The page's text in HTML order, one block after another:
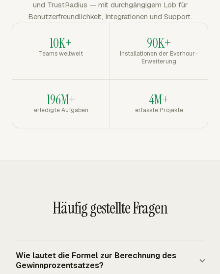
und TrustRadius — mit durchgängigem Lob für
Benutzerfreundlichkeit, Integrationen und Support.
10K+
Teams weltweit
90K+
Installationen der Everhour-
Erweiterung
196M+
erledigte Aufgaben
4M+
erfasste Projekte
Häufig gestellte Fragen
Wie lautet die Formel zur Berechnung des
Gewinnprozentsatzes?